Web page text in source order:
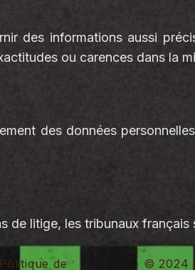
des informations aussi
ou carences dans la
des données
de litige, les tribunaux français
Politique de © 2024